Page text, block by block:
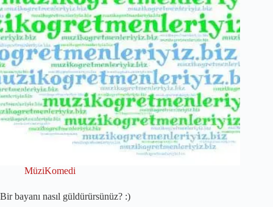
MüziKomedi
Bir bayanı nasıl güldürürsünüz? :)